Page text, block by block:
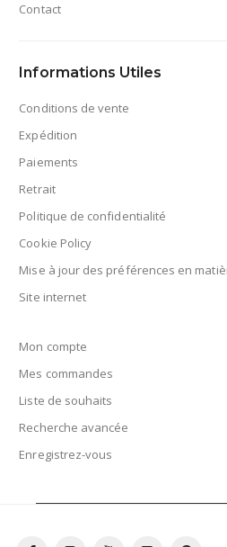
Contact
Informations Utiles
Conditions de vente
Expédition
Paiements
Retrait
Politique de confidentialité
Cookie Policy
Mise à jour des préférences en
Site internet
Mon compte
Mes commandes
Liste de souhaits
Recherche avancée
Enregistrez-vous